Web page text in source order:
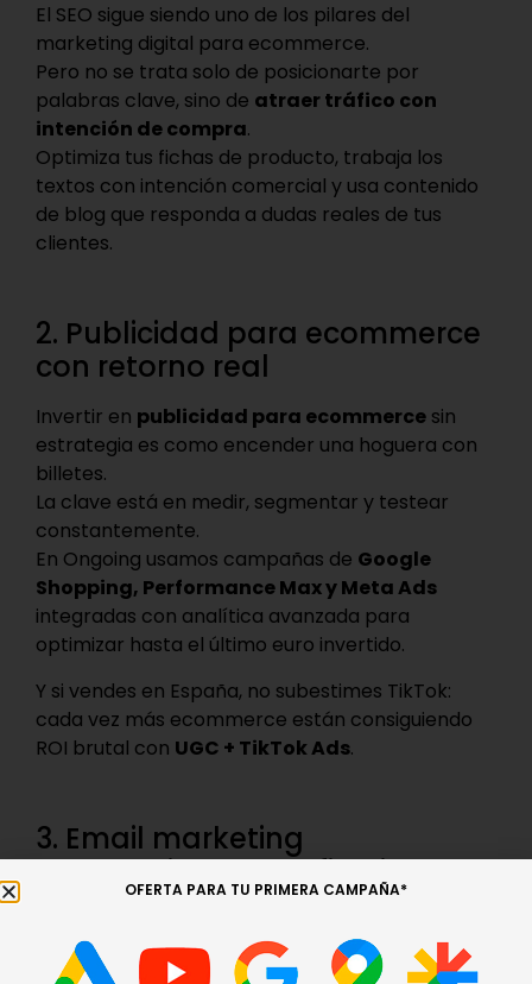
El SEO sigue siendo uno de los pilares del
marketing digital para ecommerce.
Pero no se trata solo de posicionarte por
palabras clave, sino de atraer tráfico con
intención de compra.
Optimiza tus fichas de producto, trabaja los
textos con intención comercial y usa contenido
de blog que responda a dudas reales de tus
clientes.
2. Publicidad para ecommerce
con retorno real
Invertir en publicidad para ecommerce sin
estrategia es como encender una hoguera con
billetes.
La clave está en medir, segmentar y testear
constantemente.
En Ongoing usamos campañas de Google
Shopping, Performance Max y Meta Ads
integradas con analítica avanzada para
optimizar hasta el último euro invertido.
Y si vendes en España, no subestimes TikTok:
cada vez más ecommerce están consiguiendo
ROI brutal con UGC + TikTok Ads.
3. Email marketing
automatizado que fideliza
rentable, y además es tuyo (no dependes de
algoritmos).
OFERTA PARA TU PRIMERA CAMPAÑA*